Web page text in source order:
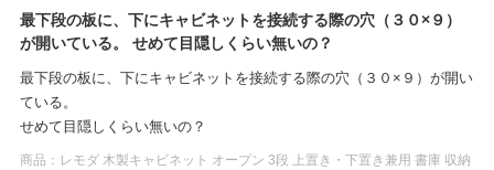
最下段の板に、下にキャビネットを接続する際の穴（３０×９）
が開いている。 せめて目隠しくらい無いの？
最下段の板に、下にキャビネットを接続する際の穴（３０×９）が開い
ている。
せめて目隠しくらい無いの？
商品： レモダ 木製キャビネット オープン 3段 上置き・下置き兼用 書庫 収納